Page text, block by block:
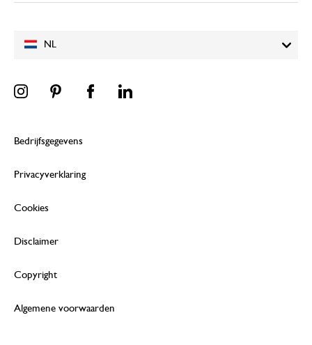
NL
Bedrijfsgegevens
Privacyverklaring
Cookies
Disclaimer
Copyright
Algemene voorwaarden